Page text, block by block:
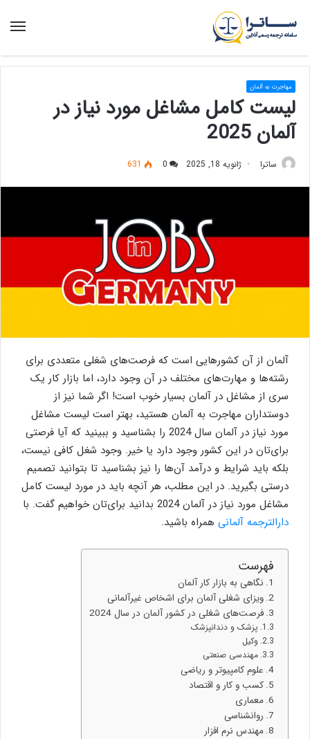
منو
مهاجرت به آلمان
لیست کامل مشاغل مورد نیاز در
آلمان 2025
ساترا ژانویه 18, 2025 0
631
آلمان از آن کشورهایی است که فرصت‌های شغلی متعددی برای
رشته‌ها و مهارت‌های مختلف در آن وجود دارد، اما بازار کار یک
سری از مشاغل در آلمان بسیار خوب است! اگر شما نیز از
دوستداران مهاجرت به آلمان هستید، بهتر است لیست مشاغل
مورد نیاز در آلمان سال 2024 را بشناسید و ببینید که آیا فرصتی
برای‌تان در این کشور وجود دارد یا خیر. وجود شغل کافی نیست،
بلکه باید شرایط و درآمد آن‌ها را نیز بشناسید تا بتوانید تصمیم
درستی بگیرید. در این مطلب، هر آنچه باید در مورد لیست کامل
مشاغل مورد نیاز در آلمان 2024 بدانید برای‌تان خواهیم گفت. با
دارالترجمه آلمانی همراه باشید.
فهرست
نگاهی به بازار کار آلمان
ویزای شغلی آلمان برای اشخاص غیرآلمانی
فرصت‌های شغلی در کشور آلمان در سال 2024
پزشک و دندانپزشک
وکیل
مهندسی صنعتی
علوم کامپیوتر و ریاضی
کسب و کار و اقتصاد
معماری
روانشناسی
مهندس نرم افزار